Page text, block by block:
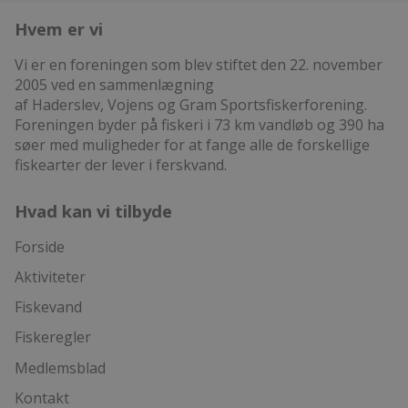
Hvem er vi
Vi er en foreningen som blev stiftet den 22. november
2005 ved en sammenlægning
af Haderslev, Vojens og Gram Sportsfiskerforening.
Foreningen byder på fiskeri i 73 km vandløb og 390 ha
søer med muligheder for at fange alle de forskellige
fiskearter der lever i ferskvand.
Hvad kan vi tilbyde
Forside
Aktiviteter
Fiskevand
Fiskeregler
Medlemsblad
Kontakt